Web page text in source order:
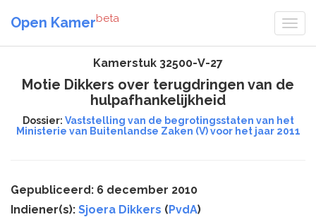
Open Kamerbeta
Kamerstuk 32500-V-27
Motie Dikkers over terugdringen van de
hulpafhankelijkheid
Dossier: Vaststelling van de begrotingsstaten van het
Ministerie van Buitenlandse Zaken (V) voor het jaar 2011
Gepubliceerd: 6 december 2010
Indiener(s): Sjoera Dikkers (PvdA)